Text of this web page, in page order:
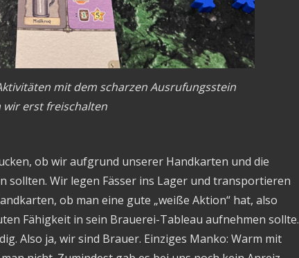
mit dem scharzen Ausrufungsstein
wir erst freischalten
ob wir aufgrund unserer Handkarten und die
sollten. Wir legen Fässer ins Lager und transportieren
ob man eine gute „weiße Aktion“ hat, also
Fähigkeit in sein Brauerei-Tableau aufnehmen sollte.
Also ja, wir sind Brauer. Einziges Manko: Warm mit